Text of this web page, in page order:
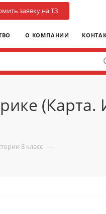
заявку на ТЗ
О КОМПАНИИ
(Карта.
8 класс —